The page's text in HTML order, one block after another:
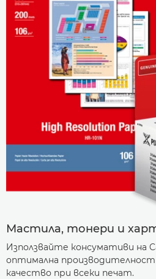
Мастила, тонери и
Използвайте консумативи на
оптимална производителност
качество при всеки печат.